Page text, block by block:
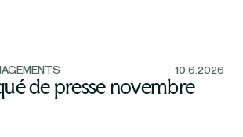
10.6.2026
de presse novembre